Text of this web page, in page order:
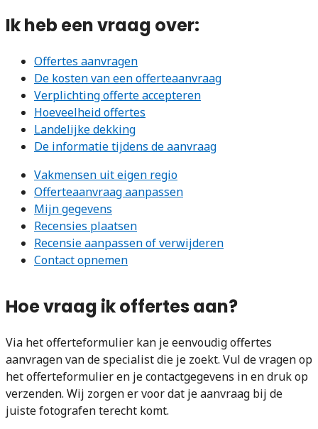
Ik heb een vraag over:
Offertes aanvragen
De kosten van een offerteaanvraag
Verplichting offerte accepteren
Hoeveelheid offertes
Landelijke dekking
De informatie tijdens de aanvraag
Vakmensen uit eigen regio
Offerteaanvraag aanpassen
Mijn gegevens
Recensies plaatsen
Recensie aanpassen of verwijderen
Contact opnemen
Hoe vraag ik offertes aan?
Via het offerteformulier kan je eenvoudig offertes
aanvragen van de specialist die je zoekt. Vul de vragen op
het offerteformulier en je contactgegevens in en druk op
verzenden. Wij zorgen er voor dat je aanvraag bij de
juiste fotografen terecht komt.